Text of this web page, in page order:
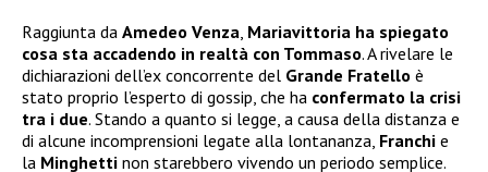
Raggiunta da Amedeo Venza Mariavittoria ha spiegato
cosa sta accadendo in realtà con Tommaso. A rivelare le
dichiarazioni dell’ex concorrente del Grande Fratello è
stato proprio l’esperto di gossip, che ha confermato la crisi
tra i due. Stando a quanto si legge, a causa della distanza e
di alcune incomprensioni legate alla lontananza, Franchi e
la Minghetti non starebbero vivendo un periodo semplice.